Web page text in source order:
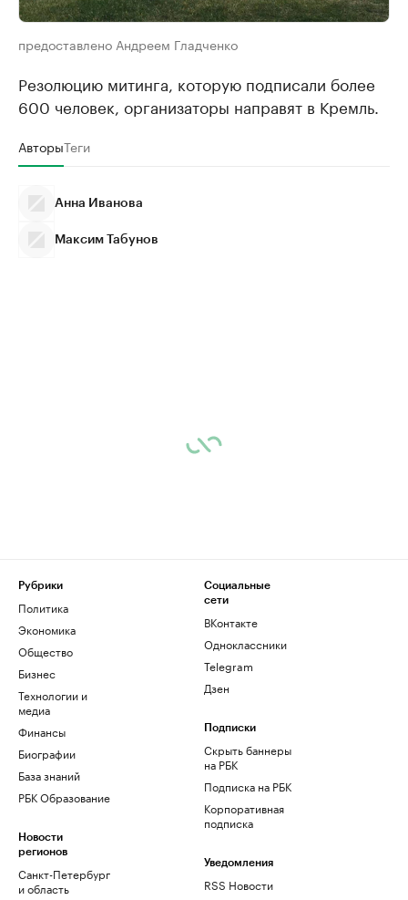
предоставлено Андреем Гладченко
Резолюцию митинга, которую подписали более
600 человек, организаторы направят в Кремль.
АвторыТеги
Анна Иванова
Максим Табунов
Рубрики
Политика
Экономика
Общество
Бизнес
Технологии и
медиа
Финансы
Биографии
База знаний
РБК Образование
Новости
регионов
Санкт-Петербург
и область
Социальные
сети
ВКонтакте
Одноклассники
Telegram
Дзен
Подписки
Скрыть баннеры
на РБК
Подписка на РБК
Корпоративная
подписка
Уведомления
RSS Новости